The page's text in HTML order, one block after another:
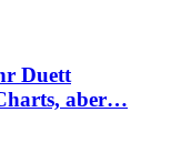
Duett
aber…